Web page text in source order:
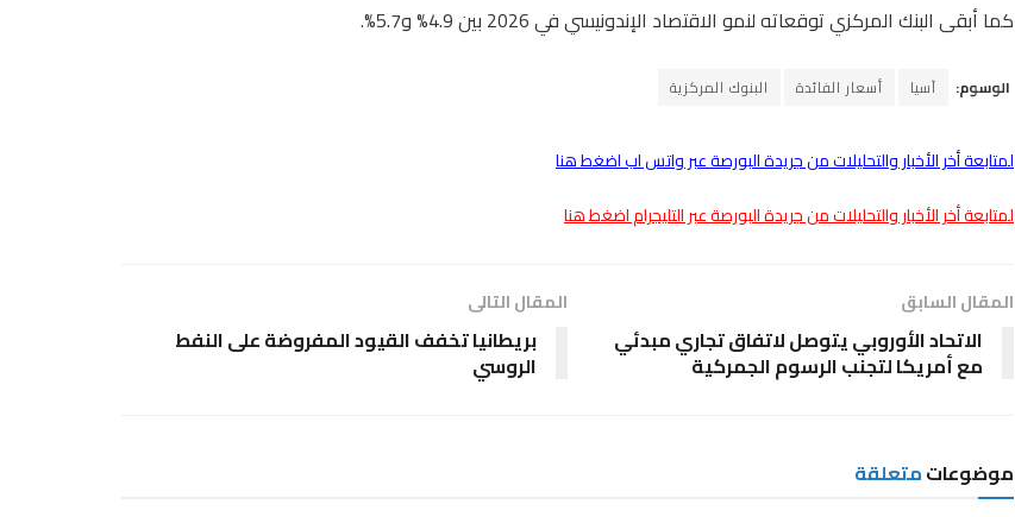
كما أبقى البنك المركزي توقعاته لنمو الاقتصاد الإندونيسي في 2026 بين 4.9% و5.7%.
الوسوم: آسيا أسعار الفائدة البنوك المركزية
لمتابعة أخر الأخبار والتحليلات من جريدة البورصة عبر واتس اب اضغط هنا
لمتابعة أخر الأخبار والتحليلات من جريدة البورصة عبر التليجرام اضغط هنا
المقال السابق
الاتحاد الأوروبي يتوصل لاتفاق تجاري مبدئي
مع أمريكا لتجنب الرسوم الجمركية
المقال التالى
بريطانيا تخفف القيود المفروضة على النفط
الروسي
موضوعاتمتعلقة